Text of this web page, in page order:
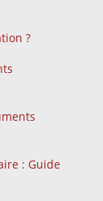
?
: Guide